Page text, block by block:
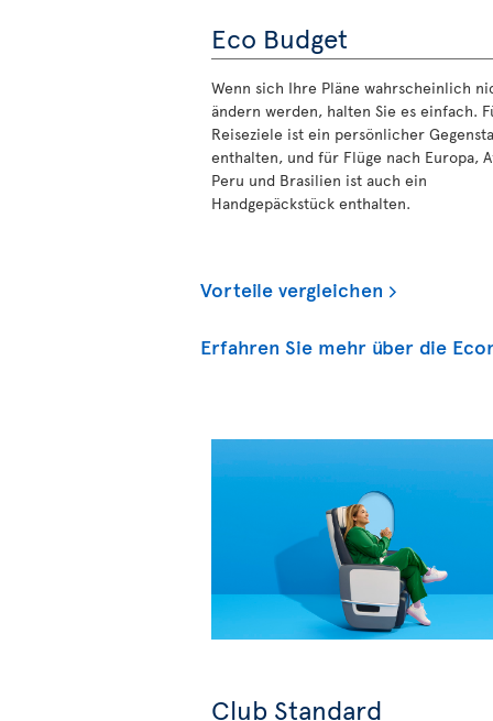
Eco Budget
Wenn sich Ihre Pläne wahrscheinlich
ändern werden, halten Sie es einfach.
Reiseziele ist ein persönlicher
enthalten, und für Flüge nach Europa,
Peru und Brasilien ist auch ein
Handgepäckstück enthalten.
Vorteile vergleichen
Erfahren Sie mehr über die
Club Standard